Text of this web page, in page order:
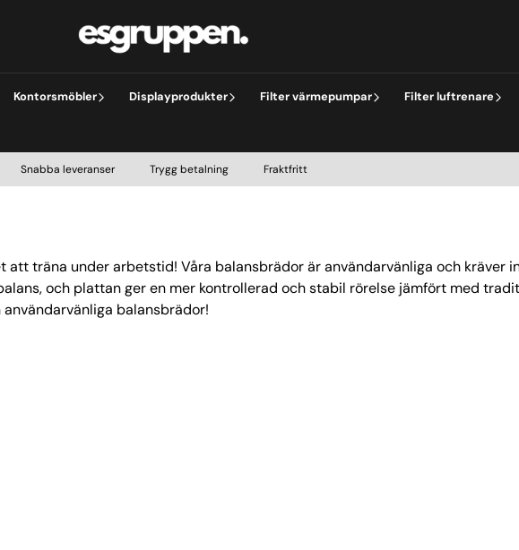
Kontorsmöbler Displayprodukter Filter värmepumpar Filter luftrenare
Snabba leveranser Trygg betalning Fraktfritt
träna under arbetstid! Våra balansbrädor är användarvänliga och kräver
och plattan ger en mer kontrollerad och stabil rörelse jämfört med
balansbrädor!